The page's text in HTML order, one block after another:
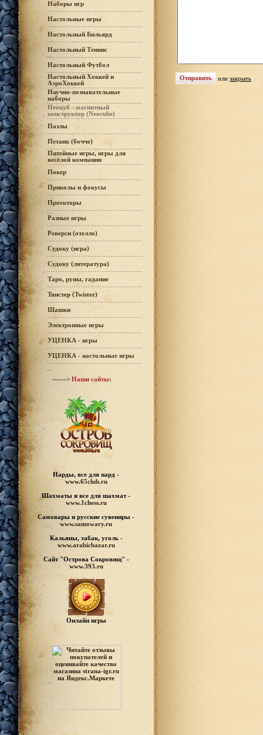
Наборы игр
Настольные игры
Настольный Бильярд
Настольный Теннис
Настольный Футбол
Настольный Хоккей и
АэроХоккей
Научно-познавательные
наборы
Неокуб - магнитный
конструктор (Neocube)
Пазлы
Петанк (бочче)
Питейные игры, игры для
весёлой компании
Покер
Приколы и фокусы
Проекторы
Разные игры
Реверси (отелло)
Судоку (игра)
Судоку (литература)
Таро, руны, гадание
Твистер (Twister)
Шашки
Электронные игры
УЦЕНКА - игры
УЦЕНКА - настольные игры
------> Наши сайты:
Нарды, все для нард -
www.65club.ru
Шахматы и все для шахмат -
www.1chess.ru
Самовары и русские сувениры -
www.samowary.ru
Кальяны, табак, уголь -
www.arabicbazar.ru
Сайт "Острова Сокровищ" -
www.393.ru
Онлайн игры
или закрыть